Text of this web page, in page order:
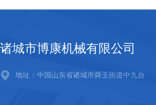
诸城市博康机械有限公司
地址：中国山东省诸城市舜王街道中九台